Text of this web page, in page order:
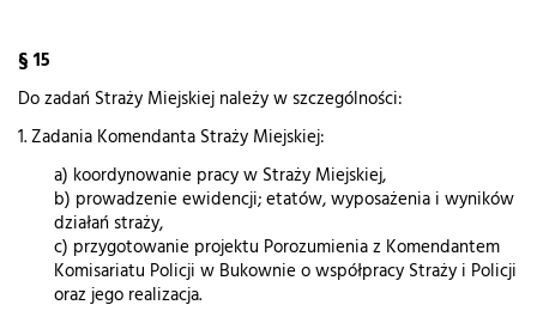
§ 15
Do zadań Straży Miejskiej należy w szczególności:
1. Zadania Komendanta Straży Miejskiej:
a) koordynowanie pracy w Straży Miejskiej,
b) prowadzenie ewidencji; etatów, wyposażenia i wyników
działań straży,
c) przygotowanie projektu Porozumienia z Komendantem
Komisariatu Policji w Bukownie o współpracy Straży i Policji
oraz jego realizacja.